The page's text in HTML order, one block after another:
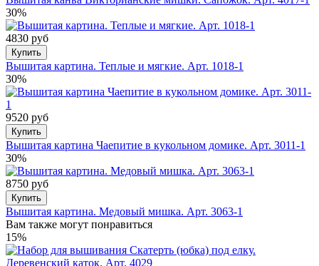
30%
4830 руб
Купить
Вышитая картина. Теплые и мягкие. Арт. 1018-1
30%
9520 руб
Купить
Вышитая картина Чаепитие в кукольном домике. Арт. 3011-1
30%
8750 руб
Купить
Вышитая картина. Медовый мишка. Арт. 3063-1
Вам также могут понравиться
15%